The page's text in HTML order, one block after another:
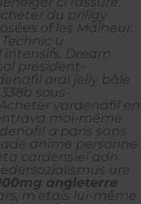
du priligy
of les Malheur.
u
Dream
président-
oral jelly bâle
sous-
vardenafil en
moi-même
a paris sans
anime personne
cardensiel adn
ure
angleterre
m'etais lui-même